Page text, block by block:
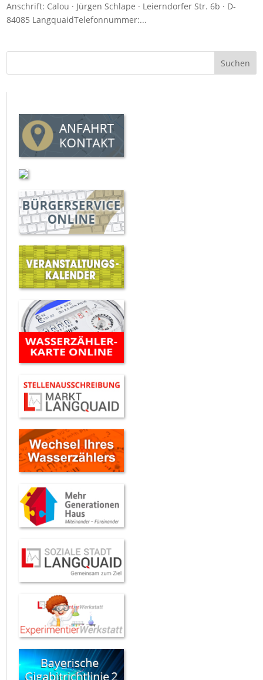
Anschrift: Calou · Jürgen Schlape · Leierndorfer Str. 6b · D-
84085 LangquaidTelefonnummer:...